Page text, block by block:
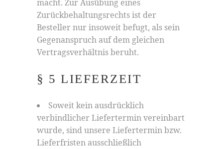
macht. Zur Ausübung eines
Zurückbehaltungsrechts ist der
Besteller nur insoweit befugt, als sein
Gegenanspruch auf dem gleichen
Vertragsverhältnis beruht.
§ 5 LIEFERZEIT
Soweit kein ausdrücklich
verbindlicher Liefertermin vereinbart
wurde, sind unsere Liefertermin bzw.
Lieferfristen ausschließlich